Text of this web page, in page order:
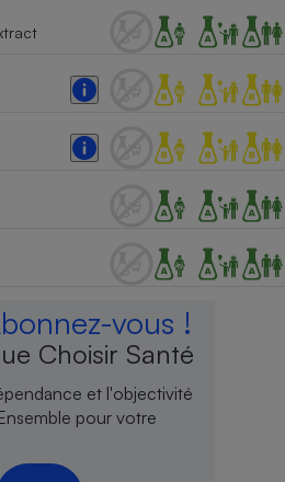
vous !
Choisir Santé
et l'objectivité
pour votre